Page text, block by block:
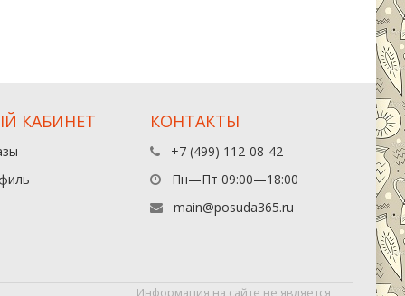
КАБИНЕТ КОНТАКТЫ
+7 (499) 112-08-42
Пн—Пт 09:00—18:00
main@posuda365.ru